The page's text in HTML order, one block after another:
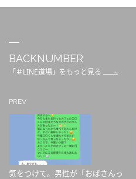
BACKNUMBER
「＃LINE道場」をもっと見る
PREV
気をつけて。男性が「おばさんっ